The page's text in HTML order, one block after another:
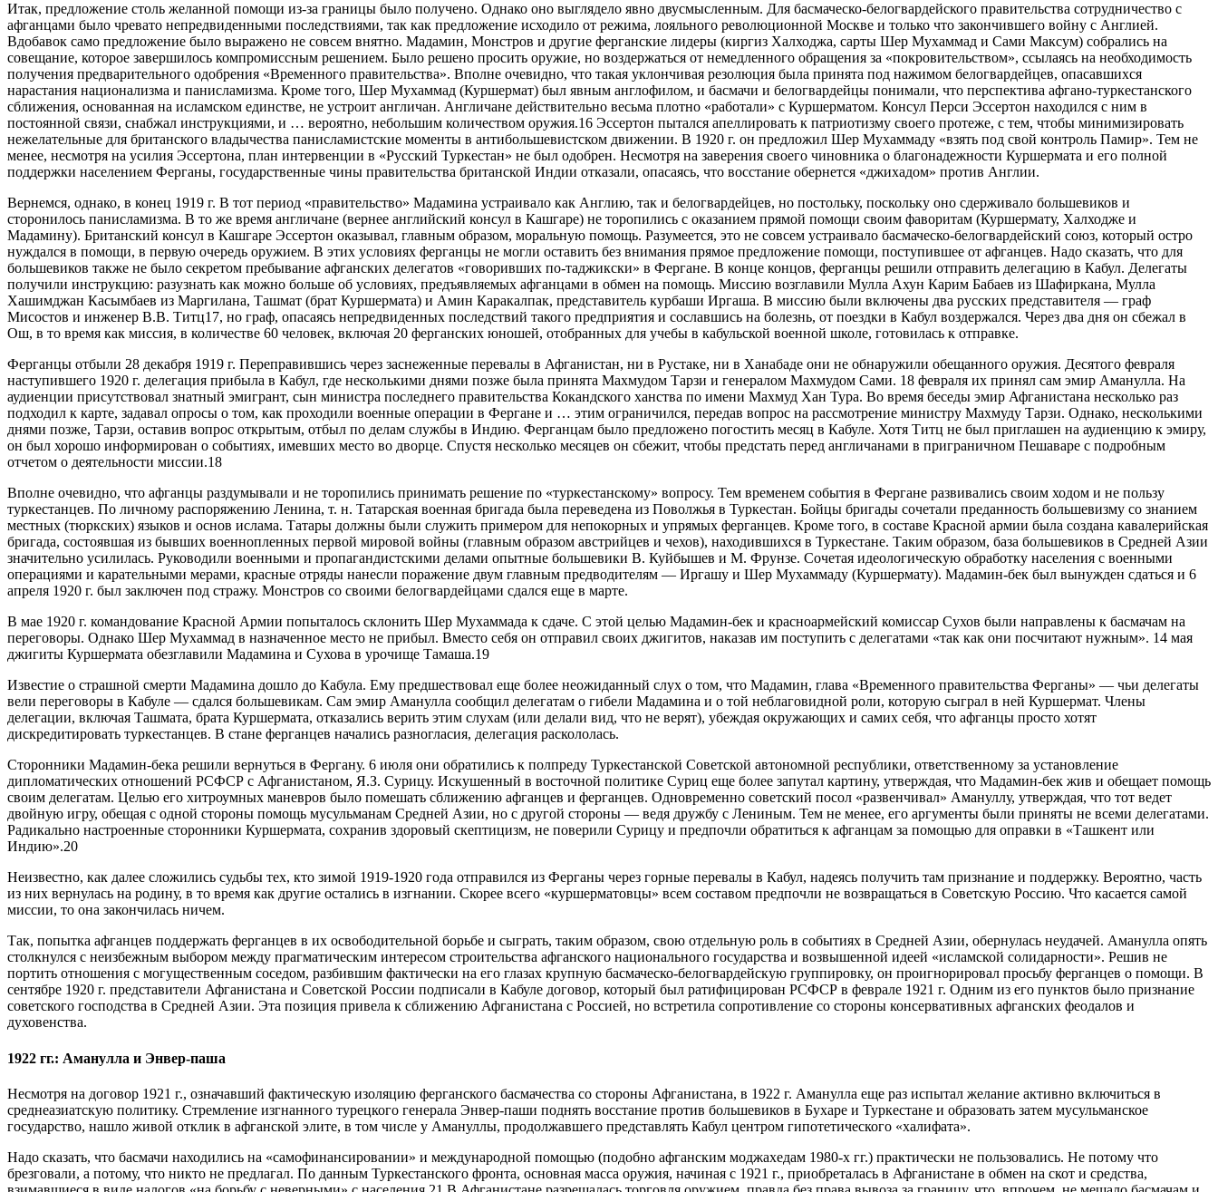
Итак, предложение столь желанной помощи из-за границы было получено. Однако оно выглядело явно двусмысленным. Для басмаческо-белогвардейского правительства сотрудничество с
афганцами было чревато непредвиденными последствиями, так как предложение исходило от режима, лояльного революционной Москве и только что закончившего войну с Англией.
Вдобавок само предложение было выражено не совсем внятно. Мадамин, Монстров и другие ферганские лидеры (киргиз Халходжа, сарты Шер Мухаммад и Сами Максум) собрались на
совещание, которое завершилось компромиссным решением. Было решено просить оружие, но воздержаться от немедленного обращения за «покровительством», ссылаясь на необходимость
получения предварительного одобрения «Временного правительства». Вполне очевидно, что такая уклончивая резолюция была принята под нажимом белогвардейцев, опасавшихся
нарастания национализма и панисламизма. Кроме того, Шер Мухаммад (Куршермат) был явным англофилом, и басмачи и белогвардейцы понимали, что перспектива афгано-туркестанского
сближения, основанная на исламском единстве, не устроит англичан. Англичане действительно весьма плотно «работали» с Куршерматом. Консул Перси Эссертон находился с ним в
постоянной связи, снабжал инструкциями, и … вероятно, небольшим количеством оружия.16 Эссертон пытался апеллировать к патриотизму своего протеже, с тем, чтобы минимизировать
нежелательные для британского владычества панисламистские моменты в антибольшевистском движении. В 1920 г. он предложил Шер Мухаммаду «взять под свой контроль Памир». Тем не
менее, несмотря на усилия Эссертона, план интервенции в «Русский Туркестан» не был одобрен. Несмотря на заверения своего чиновника о благонадежности Куршермата и его полной
поддержки населением Ферганы, государственные чины правительства британской Индии отказали, опасаясь, что восстание обернется «джихадом» против Англии.
Вернемся, однако, в конец 1919 г. В тот период «правительство» Мадамина устраивало как Англию, так и белогвардейцев, но постольку, поскольку оно сдерживало большевиков и
сторонилось панисламизма. В то же время англичане (вернее английский консул в Кашгаре) не торопились с оказанием прямой помощи своим фаворитам (Куршермату, Халходже и
Мадамину). Британский консул в Кашгаре Эссертон оказывал, главным образом, моральную помощь. Разумеется, это не совсем устраивало басмаческо-белогвардейский союз, который остро
нуждался в помощи, в первую очередь оружием. В этих условиях ферганцы не могли оставить без внимания прямое предложение помощи, поступившее от афганцев. Надо сказать, что для
большевиков также не было секретом пребывание афганских делегатов «говоривших по-таджикски» в Фергане. В конце концов, ферганцы решили отправить делегацию в Кабул. Делегаты
получили инструкцию: разузнать как можно больше об условиях, предъявляемых афганцами в обмен на помощь. Миссию возглавили Мулла Ахун Карим Бабаев из Шафиркана, Мулла
Хашимджан Касымбаев из Маргилана, Ташмат (брат Куршермата) и Амин Каракалпак, представитель курбаши Иргаша. В миссию были включены два русских представителя — граф
Мисостов и инженер В.В. Титц17, но граф, опасаясь непредвиденных последствий такого предприятия и сославшись на болезнь, от поездки в Кабул воздержался. Через два дня он сбежал в
Ош, в то время как миссия, в количестве 60 человек, включая 20 ферганских юношей, отобранных для учебы в кабульской военной школе, готовилась к отправке.
Ферганцы отбыли 28 декабря 1919 г. Переправившись через заснеженные перевалы в Афганистан, ни в Рустаке, ни в Ханабаде они не обнаружили обещанного оружия. Десятого февраля
наступившего 1920 г. делегация прибыла в Кабул, где несколькими днями позже была принята Махмудом Тарзи и генералом Махмудом Сами. 18 февраля их принял сам эмир Аманулла. На
аудиенции присутствовал знатный эмигрант, сын министра последнего правительства Кокандского ханства по имени Махмуд Хан Тура. Во время беседы эмир Афганистана несколько раз
подходил к карте, задавал опросы о том, как проходили военные операции в Фергане и … этим ограничился, передав вопрос на рассмотрение министру Махмуду Тарзи. Однако, несколькими
днями позже, Тарзи, оставив вопрос открытым, отбыл по делам службы в Индию. Ферганцам было предложено погостить месяц в Кабуле. Хотя Титц не был приглашен на аудиенцию к эмиру,
он был хорошо информирован о событиях, имевших место во дворце. Спустя несколько месяцев он сбежит, чтобы предстать перед англичанами в приграничном Пешаваре с подробным
отчетом о деятельности миссии.18
Вполне очевидно, что афганцы раздумывали и не торопились принимать решение по «туркестанскому» вопросу. Тем временем события в Фергане развивались своим ходом и не пользу
туркестанцев. По личному распоряжению Ленина, т. н. Татарская военная бригада была переведена из Поволжья в Туркестан. Бойцы бригады сочетали преданность большевизму со знанием
местных (тюркских) языков и основ ислама. Татары должны были служить примером для непокорных и упрямых ферганцев. Кроме того, в составе Красной армии была создана кавалерийская
бригада, состоявшая из бывших военнопленных первой мировой войны (главным образом австрийцев и чехов), находившихся в Туркестане. Таким образом, база большевиков в Средней Азии
значительно усилилась. Руководили военными и пропагандистскими делами опытные большевики В. Куйбышев и М. Фрунзе. Сочетая идеологическую обработку населения с военными
операциями и карательными мерами, красные отряды нанесли поражение двум главным предводителям — Иргашу и Шер Мухаммаду (Куршермату). Мадамин-бек был вынужден сдаться и 6
апреля 1920 г. был заключен под стражу. Монстров со своими белогвардейцами сдался еще в марте.
В мае 1920 г. командование Красной Армии попыталось склонить Шер Мухаммада к сдаче. С этой целью Мадамин-бек и красноармейский комиссар Сухов были направлены к басмачам на
переговоры. Однако Шер Мухаммад в назначенное место не прибыл. Вместо себя он отправил своих джигитов, наказав им поступить с делегатами «так как они посчитают нужным». 14 мая
джигиты Куршермата обезглавили Мадамина и Сухова в урочище Тамаша.19
Известие о страшной смерти Мадамина дошло до Кабула. Ему предшествовал еще более неожиданный слух о том, что Мадамин, глава «Временного правительства Ферганы» — чьи делегаты
вели переговоры в Кабуле — сдался большевикам. Сам эмир Аманулла сообщил делегатам о гибели Мадамина и о той неблаговидной роли, которую сыграл в ней Куршермат. Члены
делегации, включая Ташмата, брата Куршермата, отказались верить этим слухам (или делали вид, что не верят), убеждая окружающих и самих себя, что афганцы просто хотят
дискредитировать туркестанцев. В стане ферганцев начались разногласия, делегация раскололась.
Сторонники Мадамин-бека решили вернуться в Фергану. 6 июля они обратились к полпреду Туркестанской Советской автономной республики, ответственному за установление
дипломатических отношений РСФСР с Афганистаном, Я.З. Сурицу. Искушенный в восточной политике Суриц еще более запутал картину, утверждая, что Мадамин-бек жив и обещает помощь
своим делегатам. Целью его хитроумных маневров было помешать сближению афганцев и ферганцев. Одновременно советский посол «развенчивал» Амануллу, утверждая, что тот ведет
двойную игру, обещая с одной стороны помощь мусульманам Средней Азии, но с другой стороны — ведя дружбу с Лениным. Тем не менее, его аргументы были приняты не всеми делегатами.
Радикально настроенные сторонники Куршермата, сохранив здоровый скептицизм, не поверили Сурицу и предпочли обратиться к афганцам за помощью для оправки в «Ташкент или
Индию».20
Неизвестно, как далее сложились судьбы тех, кто зимой 1919-1920 года отправился из Ферганы через горные перевалы в Кабул, надеясь получить там признание и поддержку. Вероятно, часть
из них вернулась на родину, в то время как другие остались в изгнании. Скорее всего «куршерматовцы» всем составом предпочли не возвращаться в Советскую Россию. Что касается самой
миссии, то она закончилась ничем.
Так, попытка афганцев поддержать ферганцев в их освободительной борьбе и сыграть, таким образом, свою отдельную роль в событиях в Средней Азии, обернулась неудачей. Аманулла опять
столкнулся с неизбежным выбором между прагматическим интересом строительства афганского национального государства и возвышенной идеей «исламской солидарности». Решив не
портить отношения с могущественным соседом, разбившим фактически на его глазах крупную басмаческо-белогвардейскую группировку, он проигнорировал просьбу ферганцев о помощи. В
сентябре 1920 г. представители Афганистана и Советской России подписали в Кабуле договор, который был ратифицирован РСФСР в феврале 1921 г. Одним из его пунктов было признание
советского господства в Средней Азии. Эта позиция привела к сближению Афганистана с Россией, но встретила сопротивление со стороны консервативных афганских феодалов и
духовенства.
1922 гг.: Аманулла и Энвер-паша
Несмотря на договор 1921 г., означавший фактическую изоляцию ферганского басмачества со стороны Афганистана, в 1922 г. Аманулла еще раз испытал желание активно включиться в
среднеазиатскую политику. Стремление изгнанного турецкого генерала Энвер-паши поднять восстание против большевиков в Бухаре и Туркестане и образовать затем мусульманское
государство, нашло живой отклик в афганской элите, в том числе у Амануллы, продолжавшего представлять Кабул центром гипотетического «халифата».
Надо сказать, что басмачи находились на «самофинансировании» и международной помощью (подобно афганским моджахедам 1980-х гг.) практически не пользовались. Не потому что
брезговали, а потому, что никто не предлагал. По данным Туркестанского фронта, основная масса оружия, начиная с 1921 г., приобреталась в Афганистане в обмен на скот и средства,